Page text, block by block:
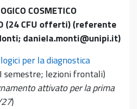
COSMETICO
(24 CFU offerti) (referente
daniela.monti@unipi.it)
per la diagnostica
semestre; lezioni frontali)
attivato per la prima
)